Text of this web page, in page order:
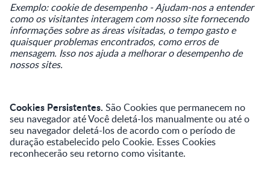
Exemplo: cookie de desempenho - Ajudam-nos a entender
como os visitantes interagem com nosso site fornecendo
informações sobre as áreas visitadas, o tempo gasto e
quaisquer problemas encontrados, como erros de
mensagem. Isso nos ajuda a melhorar o desempenho de
nossos sites.
Cookies Persistentes. São Cookies que permanecem no
seu navegador até Você deletá-los manualmente ou até o
seu navegador deletá-los de acordo com o período de
duração estabelecido pelo Cookie. Esses Cookies
reconhecerão seu retorno como visitante.